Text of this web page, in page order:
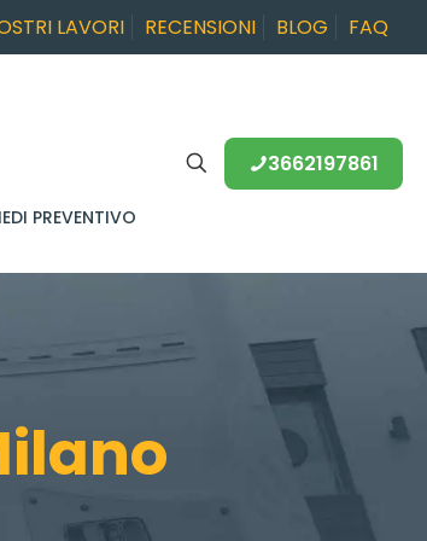
LAVORI RECENSIONI BLOG FAQ
PREVENTIVO
3662197861